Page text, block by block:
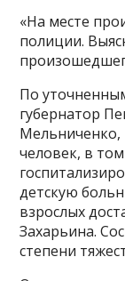
«На месте
полиции.
По
губернатор
Мельниченко,
человек, в
детскую
взрослых
Захарьина.
степени